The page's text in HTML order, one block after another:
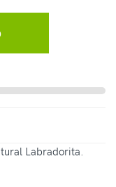
Labradorita.